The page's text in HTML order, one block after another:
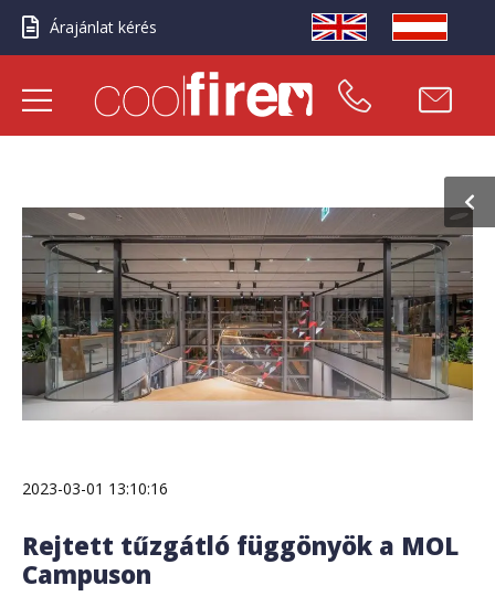
Árajánlat kérés
2023-03-01 13:10:16
Rejtett tűzgátló függönyök a MOL
Campuson